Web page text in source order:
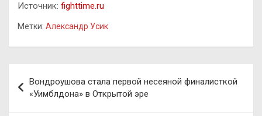
Источник: fighttime.ru
Метки: Александр Усик
по
записям
Вондроушова стала первой несеяной финалисткой
«Уимблдона» в Открытой эре